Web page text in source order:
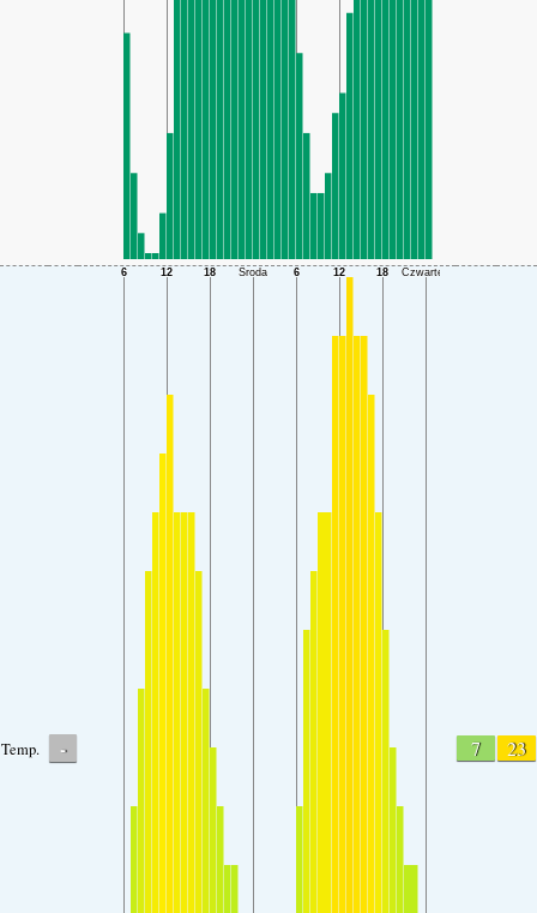
Temp. - 7 23